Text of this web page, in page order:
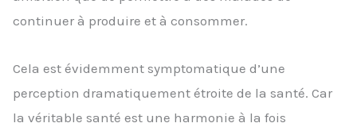
continuer à produire et à consommer.
Cela est évidemment symptomatique d’une
perception dramatiquement étroite de la santé. Car
la véritable santé est une harmonie à la fois